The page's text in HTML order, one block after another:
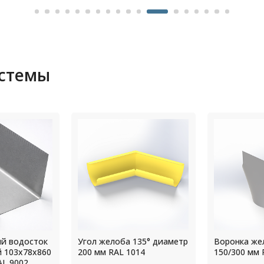
диаметр
Воронка желоба диаметр
150/300 мм RAL 7004
Крепление